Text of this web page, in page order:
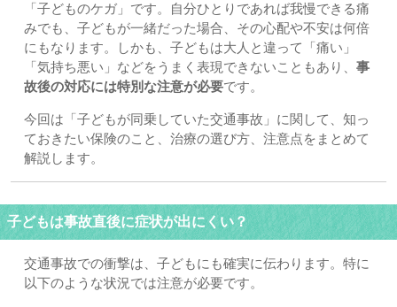
「子どものケガ」です。自分ひとりであれば我慢できる痛
みでも、子どもが一緒だった場合、その心配や不安は何倍
にもなります。しかも、子どもは大人と違って「痛い」
「気持ち悪い」などをうまく表現できないこともあり、 事
故後の対応には特別な注意が必要です。
今回は「子どもが同乗していた交通事故」に関して、知っ
ておきたい保険のこと、治療の選び方、注意点をまとめて
解説します。
子どもは事故直後に症状が出にくい？
交通事故での衝撃は、子どもにも確実に伝わります。特に
以下のような状況では注意が必要です。